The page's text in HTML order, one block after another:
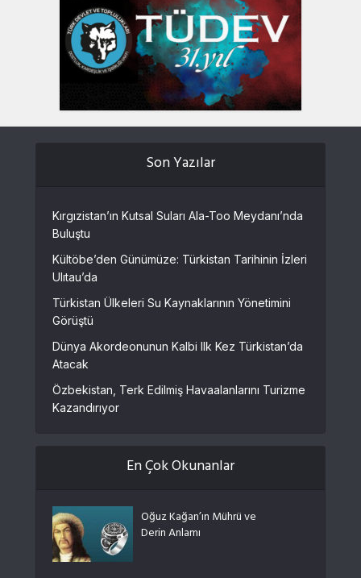
Son Yazılar
Kırgızistan’ın Kutsal Suları Ala-Too Meydanı’nda
Buluştu
Kültöbe’den Günümüze: Türkistan Tarihinin İzleri
Ulıtau’da
Türkistan Ülkeleri Su Kaynaklarının Yönetimini
Görüştü
Dünya Akordeonunun Kalbi Ilk Kez Türkistan’da
Atacak
Özbekistan, Terk Edilmiş Havaalanlarını Turizme
Kazandırıyor
En Çok Okunanlar
Oğuz Kağan’ın Mührü ve
Derin Anlamı